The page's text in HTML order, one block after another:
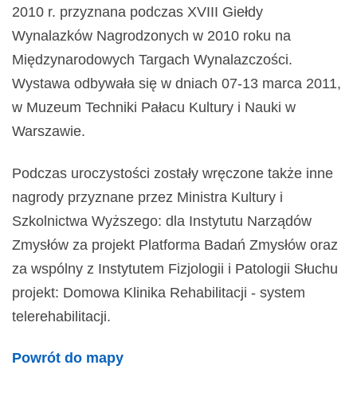
2010 r. przyznana podczas XVIII Giełdy
Wynalazków Nagrodzonych w 2010 roku na
Międzynarodowych Targach Wynalazczości.
Wystawa odbywała się w dniach 07-13 marca 2011,
w Muzeum Techniki Pałacu Kultury i Nauki w
Warszawie.
Podczas uroczystości zostały wręczone także inne
nagrody przyznane przez Ministra Kultury i
Szkolnictwa Wyższego: dla Instytutu Narządów
Zmysłów za projekt Platforma Badań Zmysłów oraz
za wspólny z Instytutem Fizjologii i Patologii Słuchu
projekt: Domowa Klinika Rehabilitacji - system
telerehabilitacji.
Powrót do mapy